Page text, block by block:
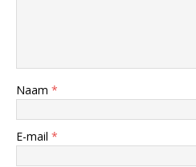
Naam *
E-mail *